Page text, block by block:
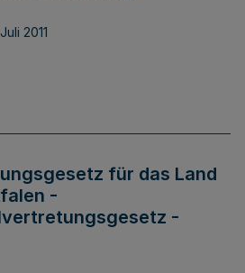
2011
für das Land
-
-